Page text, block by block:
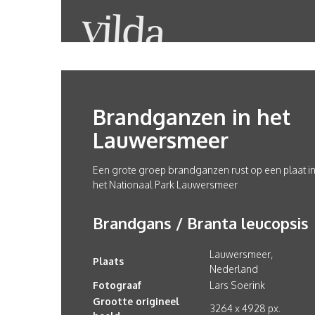
Brandganzen in het
Lauwersmeer
Een grote groep brandganzen rust op een plaat in
het Nationaal Park Lauwersmeer
Brandgans / Branta leucopsis
Plaats
Lauwersmeer,
Nederland
Fotograaf
Lars Soerink
Grootte origineel
3264 x 4928 px.